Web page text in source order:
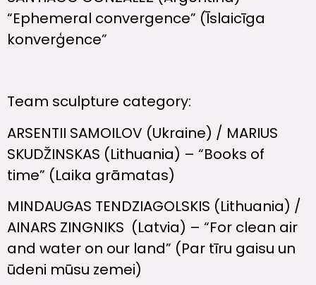
“Ephemeral convergence” (Īslaicīga
konverģence”
Team sculpture category:
ARSENTII SAMOILOV (Ukraine) / MARIUS
SKUDŽINSKAS (Lithuania) – “Books of
time” (Laika grāmatas)
MINDAUGAS TENDZIAGOLSKIS (Lithuania) /
AINARS ZINGNIKS (Latvia) – “For clean air
and water on our land” (Par tīru gaisu un
ūdeni mūsu zemei)